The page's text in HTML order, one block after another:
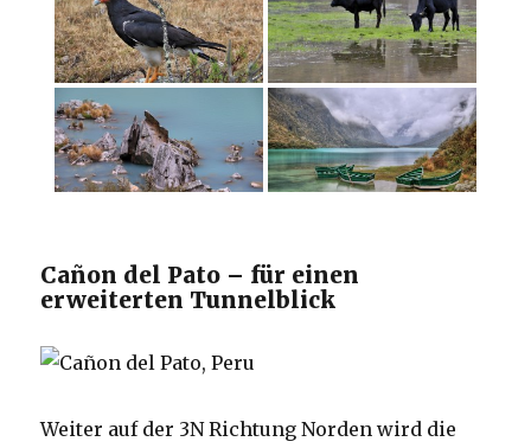
Cañon del Pato – für einen
erweiterten Tunnelblick
Weiter auf der 3N Richtung Norden wird die